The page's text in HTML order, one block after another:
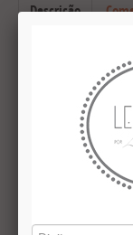
Descrição
Panetone
receita exclusiva
tornar um
chocolate ao leite